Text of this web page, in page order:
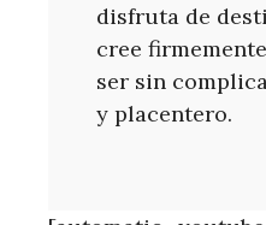
disfruta de
cree
ser sin
y placentero.